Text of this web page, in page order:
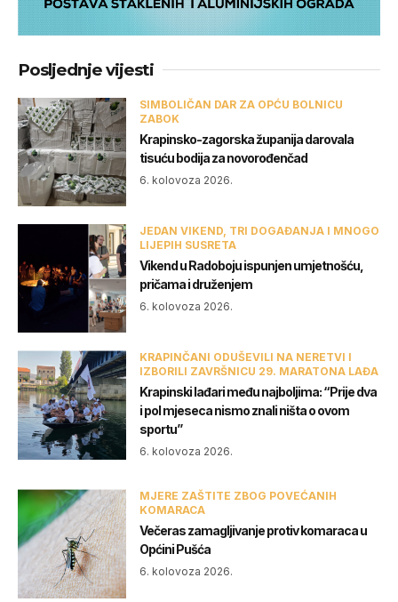
Posljednje vijesti
SIMBOLIČAN DAR ZA OPĆU BOLNICU
ZABOK
Krapinsko-zagorska županija darovala
tisuću bodija za novorođenčad
6. kolovoza 2026.
JEDAN VIKEND, TRI DOGAĐANJA I MNOGO
LIJEPIH SUSRETA
Vikend u Radoboju ispunjen umjetnošću,
pričama i druženjem
6. kolovoza 2026.
KRAPINČANI ODUŠEVILI NA NERETVI I
IZBORILI ZAVRŠNICU 29. MARATONA LAĐA
Krapinski lađari među najboljima: “Prije dva
i pol mjeseca nismo znali ništa o ovom
sportu”
6. kolovoza 2026.
MJERE ZAŠTITE ZBOG POVEĆANIH
KOMARACA
Večeras zamagljivanje protiv komaraca u
Općini Pušća
6. kolovoza 2026.